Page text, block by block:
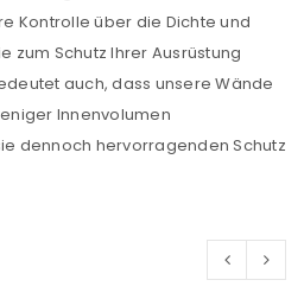
neuen Passworts wird an
Kontrolle über die Dichte und
zum Schutz Ihrer Ausrüstung
auch, dass unsere Wände
Innenvolumen
dennoch hervorragenden Schutz